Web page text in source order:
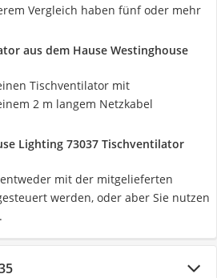
Vergleich haben fünf oder mehr
aus dem Hause Westinghouse
Tischventilator mit
2 m langem Netzkabel
Lighting 73037 Tischventilator
mit der mitgelieferten
werden, oder aber Sie nutzen